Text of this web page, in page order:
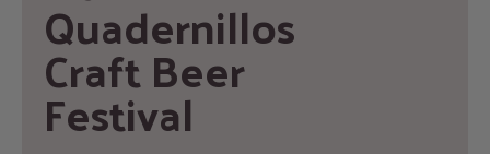
Quadernillos
Craft Beer
Festival